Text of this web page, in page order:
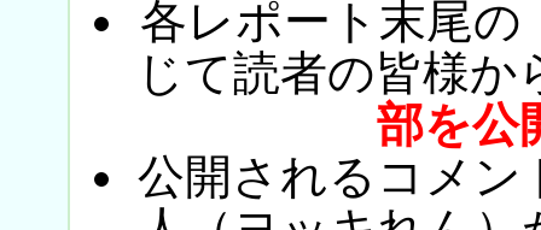
各レポート末尾の
じて読者の皆様か
部を公
公開されるコメン